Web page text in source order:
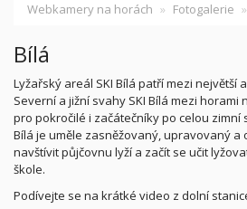
Webkamery na horách Fotogalerie
Bílá
Lyžařský areál SKI Bílá patří mezi největší
Severní a jižní svahy SKI Bílá mezi horami
pro pokročilé i začátečníky po celou zimní
Bílá je uměle zasněžovaný, upravovaný a
navštívit půjčovnu lyží a začít se učit
škole.
Podívejte se na krátké video z dolní